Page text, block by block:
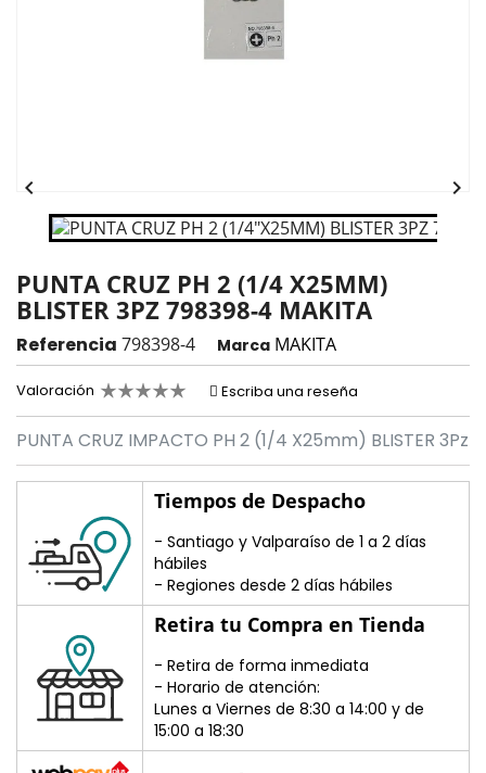
 
PUNTA CRUZ PH 2 (1/4 X25MM)
BLISTER 3PZ 798398-4 MAKITA
Referencia 798398-4 Marca MAKITA
Valoración Escriba una reseña
PUNTA CRUZ IMPACTO PH 2 (1/4 X25mm) BLISTER 3Pz
Tiempos de Despacho
- Santiago y Valparaíso de 1 a 2 días
hábiles
- Regiones desde 2 días hábiles
Retira tu Compra en Tienda
- Retira de forma inmediata
- Horario de atención:
Lunes a Viernes de 8:30 a 14:00 y de
15:00 a 18:30